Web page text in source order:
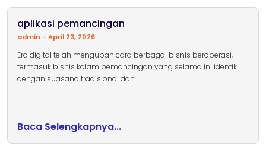
aplikasi pemancingan
admin April 23, 2026
Era digital telah mengubah cara berbagai bisnis beroperasi,
termasuk bisnis kolam pemancingan yang selama ini identik
dengan suasana tradisional dan
Baca Selengkapnya...